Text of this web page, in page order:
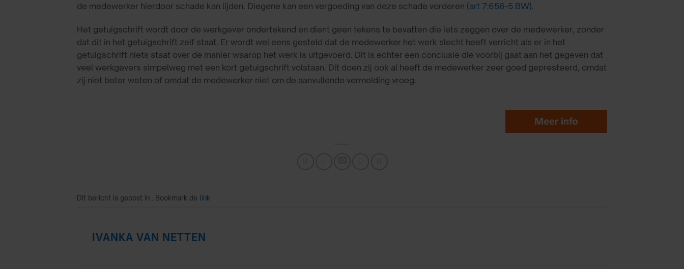
de medewerker hierdoor schade kan lijden. Diegene kan een vergoeding van deze schade vorderen (art 7:656-5 BW).
Het getuigschrift wordt door de werkgever ondertekend en dient geen tekens te bevatten die iets zeggen over de medewerker, zonder
dat dit in het getuigschrift zelf staat. Er wordt wel eens gesteld dat de medewerker het werk slecht heeft verricht als er in het
getuigschrift niets staat over de manier waarop het werk is uitgevoerd. Dit is echter een conclusie die voorbij gaat aan het gegeven dat
veel werkgevers simpelweg met een kort getuigschrift volstaan. Dit doen zij ook al heeft de medewerker zeer goed gepresteerd, omdat
zij niet beter weten of omdat de medewerker niet om de aanvullende vermelding vroeg.
Dit bericht is gepost in . Bookmark de link
IVANKA VAN NETTEN